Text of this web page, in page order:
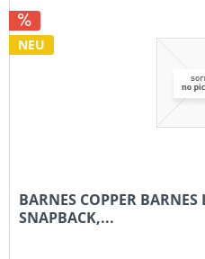
NEU
BARNES COPPER
SNAPBACK,...